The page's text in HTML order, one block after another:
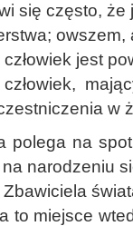
się często,
jest
w
polega na
na narodzeniu
to miejsce